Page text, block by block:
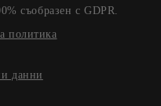
съобразен с GDPR.
политика
данни